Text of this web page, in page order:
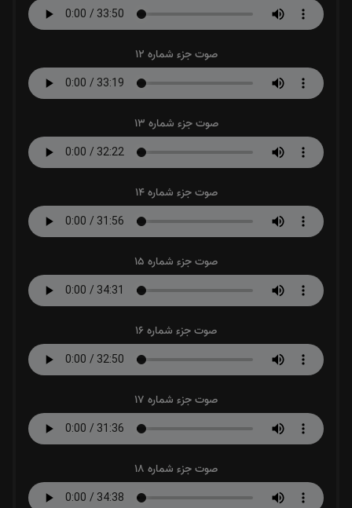
صوت جزء شماره 12
صوت جزء شماره 13
صوت جزء شماره 14
صوت جزء شماره 15
صوت جزء شماره 16
صوت جزء شماره 17
صوت جزء شماره 18